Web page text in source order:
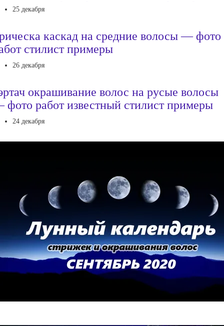
25 декабря
каскад на средние волосы — фото
стилист примеры
26 декабря
окрашивание волос на русые волосы
работ известный стилист примеры
24 декабря